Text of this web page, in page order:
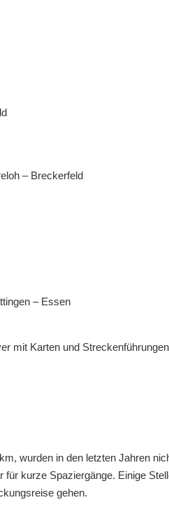
– Breckerfeld
– Essen
mit Karten und
wurden in den letzten Jahren
kurze Spaziergänge. Einige
gehen.